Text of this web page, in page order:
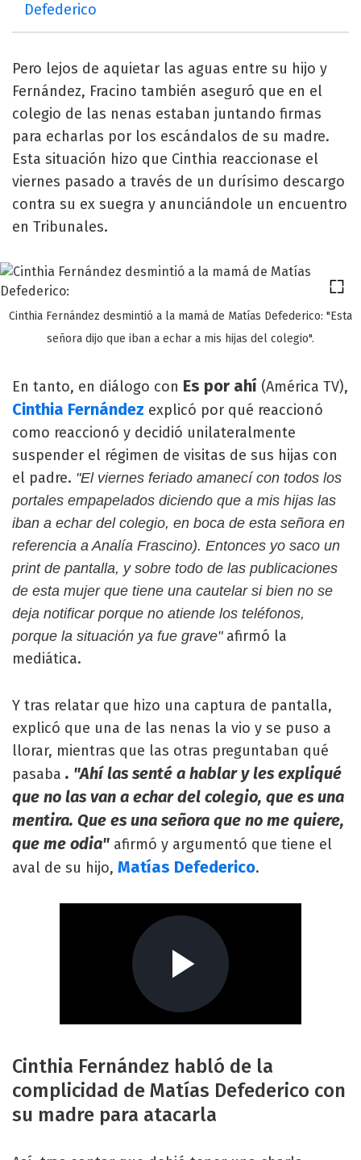
Defederico
Pero lejos de aquietar las aguas entre su hijo y
Fernández, Fracino también aseguró que en el
colegio de las nenas estaban juntando firmas
para echarlas por los escándalos de su madre.
Esta situación hizo que Cinthia reaccionase el
viernes pasado a través de un durísimo descargo
contra su ex suegra y anunciándole un encuentro
en Tribunales.
Cinthia Fernández desmintió a la mamá de Matías Defederico: "Esta
señora dijo que iban a echar a mis hijas del colegio".
En tanto, en diálogo con Es por ahí (América TV),
Cinthia Fernández explicó por qué reaccionó
como reaccionó y decidió unilateralmente
suspender el régimen de visitas de sus hijas con
el padre. "El viernes feriado amanecí con todos los
portales empapelados diciendo que a mis hijas las
iban a echar del colegio, en boca de esta señora en
referencia a Analía Frascino). Entonces yo saco un
print de pantalla, y sobre todo de las publicaciones
de esta mujer que tiene una cautelar si bien no se
deja notificar porque no atiende los teléfonos,
porque la situación ya fue grave"afirmó la
mediática.
Y tras relatar que hizo una captura de pantalla,
explicó que una de las nenas la vio y se puso a
llorar, mientras que las otras preguntaban qué
pasaba . "Ahí las senté a hablar y les expliqué
que no las van a echar del colegio, que es una
mentira. Que es una señora que no me quiere,
que me odia" afirmó y argumentó que tiene el
aval de su hijo, Matías Defederico.
Cinthia Fernández habló de la
complicidad de Matías Defederico con
su madre para atacarla